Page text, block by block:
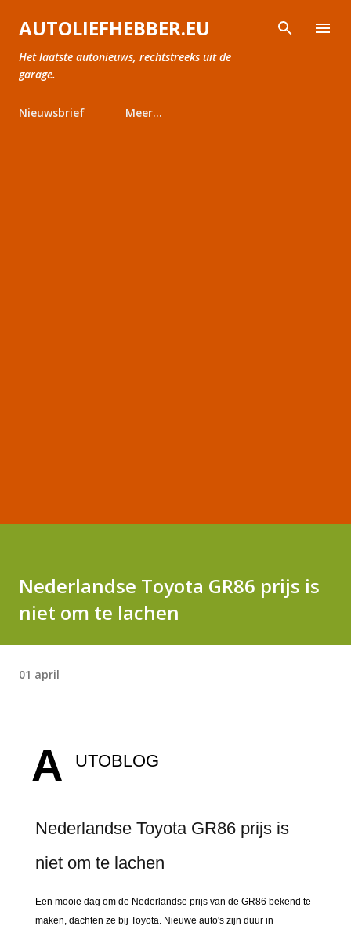
Doorgaan naar hoofdcontent
AUTOLIEFHEBBER.EU
Het laatste autonieuws, rechtstreeks uit de
garage.
Nieuwsbrief Meer…
Nederlandse Toyota GR86 prijs is
niet om te lachen
01 april
A UTOBLOG
Nederlandse Toyota GR86 prijs is
niet om te lachen
Een mooie dag om de Nederlandse prijs van de GR86 bekend te
maken, dachten ze bij Toyota. Nieuwe auto's zijn duur in